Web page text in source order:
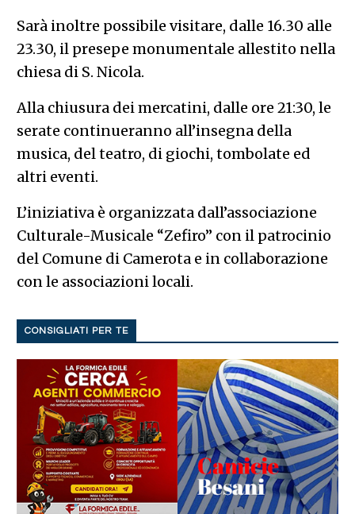
Sarà inoltre possibile visitare, dalle 16.30 alle
23.30, il presepe monumentale allestito nella
chiesa di S. Nicola.
Alla chiusura dei mercatini, dalle ore 21:30, le
serate continueranno all’insegna della
musica, del teatro, di giochi, tombolate ed
altri eventi.
L’iniziativa è organizzata dall’associazione
Culturale-Musicale “Zefiro” con il patrocinio
del Comune di Camerota e in collaborazione
con le associazioni locali.
CONSIGLIATI PER TE